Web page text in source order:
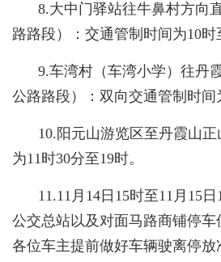
8.大中门驿站往牛鼻村方向
路路段）：交通管制时间为10时
9.车湾村（车湾小学）往丹
公路路段）：双向交通管制时间
10.阳元山游览区至丹霞山
为11时30分至19时。
11.11月14日15时至11月15
公交总站以及对面马路商铺停
各位车主提前做好车辆驶离停放